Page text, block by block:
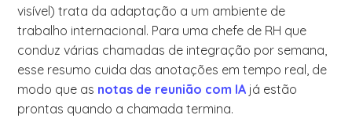
visível) trata da adaptação a um ambiente de
trabalho internacional. Para uma chefe de RH que
conduz várias chamadas de integração por semana,
esse resumo cuida das anotações em tempo real, de
modo que as notas de reunião com IA já estão
prontas quando a chamada termina.